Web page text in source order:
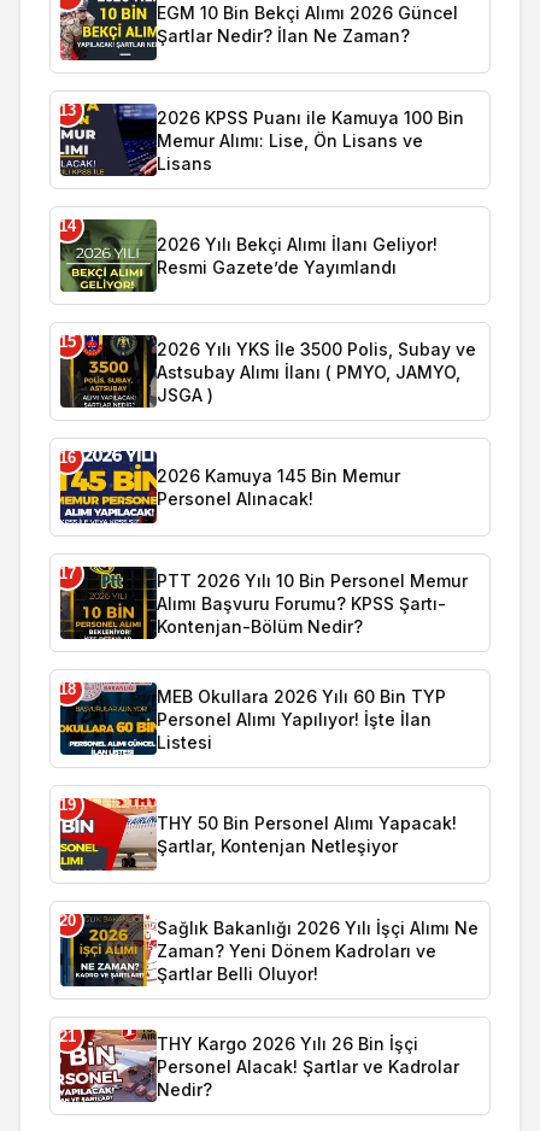
EGM 10 Bin Bekçi Alımı 2026 Güncel
Şartlar Nedir? İlan Ne Zaman?
13
2026 KPSS Puanı ile Kamuya 100 Bin
Memur Alımı: Lise, Ön Lisans ve
Lisans
14
2026 Yılı Bekçi Alımı İlanı Geliyor!
Resmi Gazete’de Yayımlandı
15
2026 Yılı YKS İle 3500 Polis, Subay ve
Astsubay Alımı İlanı ( PMYO, JAMYO,
JSGA )
16
2026 Kamuya 145 Bin Memur
Personel Alınacak!
17
PTT 2026 Yılı 10 Bin Personel Memur
Alımı Başvuru Forumu? KPSS Şartı-
Kontenjan-Bölüm Nedir?
18
MEB Okullara 2026 Yılı 60 Bin TYP
Personel Alımı Yapılıyor! İşte İlan
Listesi
19
THY 50 Bin Personel Alımı Yapacak!
Şartlar, Kontenjan Netleşiyor
20
Sağlık Bakanlığı 2026 Yılı İşçi Alımı Ne
Zaman? Yeni Dönem Kadroları ve
Şartlar Belli Oluyor!
21
THY Kargo 2026 Yılı 26 Bin İşçi
Personel Alacak! Şartlar ve Kadrolar
Nedir?